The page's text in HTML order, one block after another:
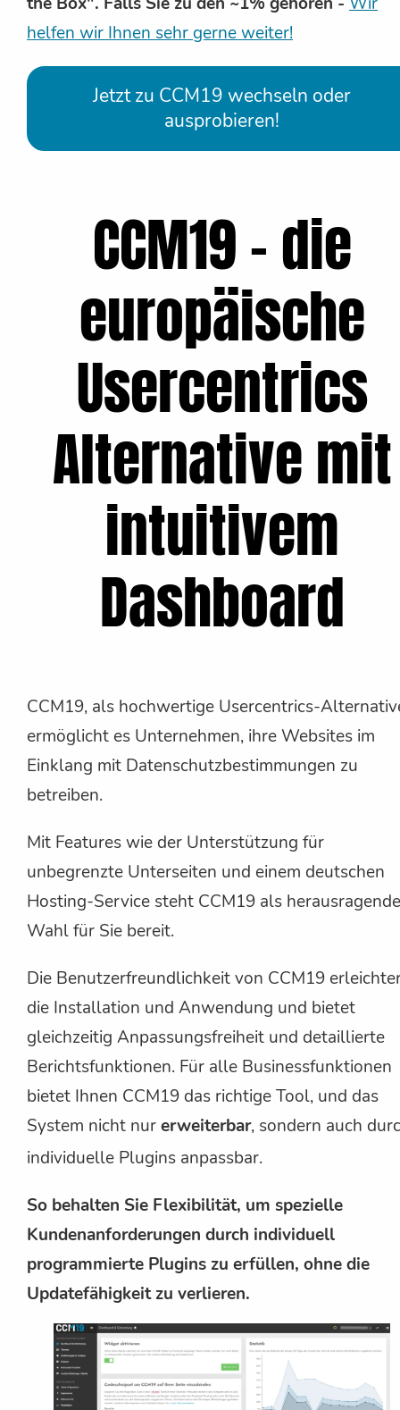
helfen wir Ihnen sehr gerne weiter!
Jetzt zu CCM19 wechseln oder
ausprobieren!
CCM19 - die
europäische
Usercentrics
Alternative mit
intuitivem
Dashboard
CCM19, als hochwertige Usercentrics-
ermöglicht es Unternehmen, ihre Websites im
Einklang mit Datenschutzbestimmungen zu
betreiben.
Mit Features wie der Unterstützung für
unbegrenzte Unterseiten und einem deutschen
Hosting-Service steht CCM19 als herausragende
Wahl für Sie bereit.
Die Benutzerfreundlichkeit von CCM19
die Installation und Anwendung und bietet
gleichzeitig Anpassungsfreiheit und detaillierte
Berichtsfunktionen. Für alle Businessfunktionen
bietet Ihnen CCM19 das richtige Tool, und das
System nicht nurerweiterbar, sondern auch
individuelle Plugins anpassbar.
So behalten Sie Flexibilität, um spezielle
Kundenanforderungen durch individuell
programmierte Plugins zu erfüllen, ohne die
Updatefähigkeit zu verlieren.